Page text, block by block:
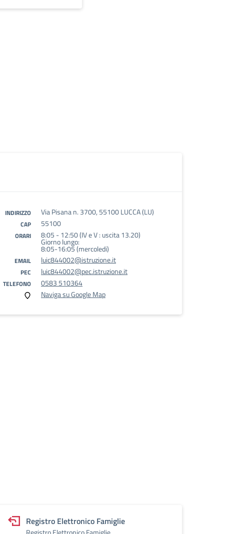
INDIRIZZO Via Pisana n. 3700, 55100 LUCCA (LU)
CAP 55100
ORARI 8:05 - 12:50 (IV e V : uscita 13.20)
Giorno lungo:
8:05-16:05 (mercoledi)
EMAIL luic844002@istruzione.it
PEC luic844002@pec.istruzione.it
TELEFONO
0583 510364
Naviga su Google Map
Registro Elettronico Famiglie